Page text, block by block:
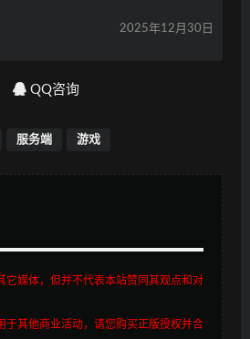
2025年12月30日
QQ咨询
服务端 游戏
它媒体，但并不代表本站赞同其观点和对
于其他商业活动，请您购买正版授权并合